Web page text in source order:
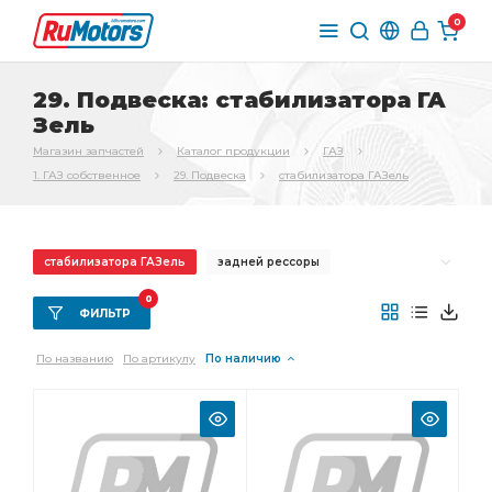
0
29. Подвеска: стабилизатора ГА
Зель
Магазин запчастей Каталог продукции
ГАЗ
1. ГАЗ собственное
29. Подвеска стабилизатора ГАЗель
стабилизатора ГАЗель задней рессоры
передней рессоры
Рессора задняя
штанги стабилизатора верхних рычагов
Рычаг нижний
амортизатора верхний Кронштейн амортизатора
Кронштейн передней Рессора передняя
ФИЛЬТР
0
По названию По артикулу По наличию